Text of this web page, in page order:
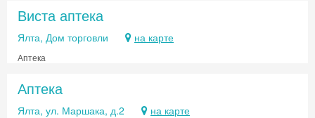
Виста аптека
Ялта, Дом торговли на карте
Аптека
Аптека
Ялта, ул. Маршака, д.2 на карте